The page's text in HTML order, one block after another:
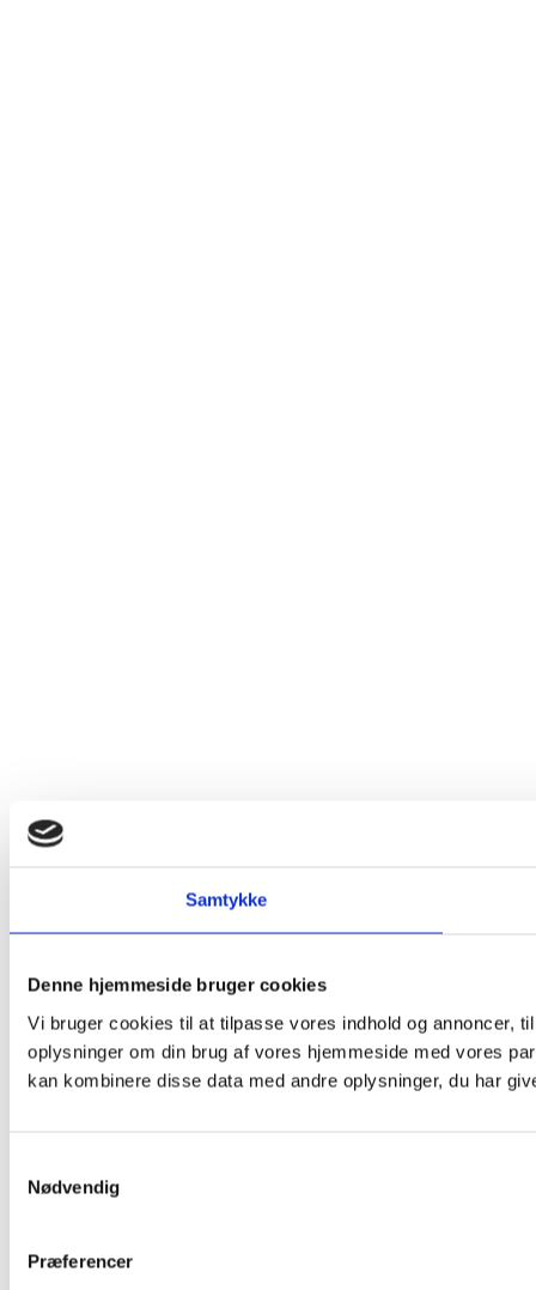
Samtykke
Denne hjemmeside bruger cookies
Vi bruger cookies til at tilpasse vores indhold og annoncer,
oplysninger om din brug af vores hjemmeside med vores
kan kombinere disse data med andre oplysninger, du har
Nødvendig
Præferencer